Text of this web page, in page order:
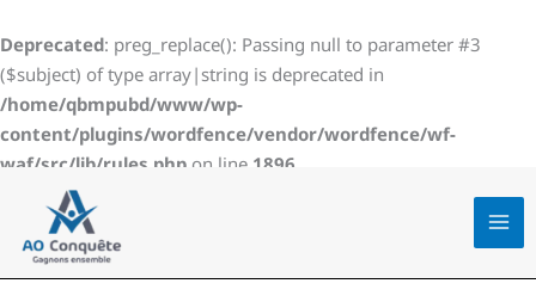
Deprecated: preg_replace(): Passing null to parameter #3
($subject) of type array|string is deprecated in
/home/qbmpubd/www/wp-
content/plugins/wordfence/vendor/wordfence/wf-
waf/src/lib/rules.php on line 1896
au
contenu